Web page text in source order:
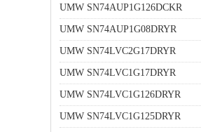
UMW SN74AUP1G126DCKR
UMW SN74AUP1G08DRYR
UMW SN74LVC2G17DRYR
UMW SN74LVC1G17DRYR
UMW SN74LVC1G126DRYR
UMW SN74LVC1G125DRYR